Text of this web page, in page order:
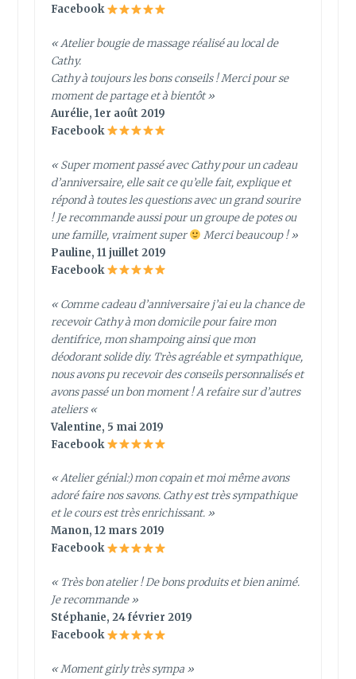
Facebook
« Atelier bougie de massage réalisé au local de
Cathy.
Cathy à toujours les bons conseils ! Merci pour se
moment de partage et à bientôt »
Aurélie, 1er août 2019
Facebook
« Super moment passé avec Cathy pour un cadeau
d’anniversaire, elle sait ce qu’elle fait, explique et
répond à toutes les questions avec un grand sourire
! Je recommande aussi pour un groupe de potes ou
une famille, vraiment super
Merci beaucoup ! »
Pauline, 11 juillet 2019
Facebook
« Comme cadeau d’anniversaire j’ai eu la chance de
recevoir Cathy à mon domicile pour faire mon
dentifrice, mon shampoing ainsi que mon
déodorant solide diy. Très agréable et sympathique,
nous avons pu recevoir des conseils personnalisés et
avons passé un bon moment ! A refaire sur d’autres
ateliers«
Valentine, 5 mai 2019
Facebook
« Atelier génial:) mon copain et moi même avons
adoré faire nos savons. Cathy est très sympathique
et le cours est très enrichissant. »
Manon, 12 mars 2019
Facebook
« Très bon atelier ! De bons produits et bien animé.
Je recommande »
Stéphanie, 24 février 2019
Facebook
« Moment girly très sympa »